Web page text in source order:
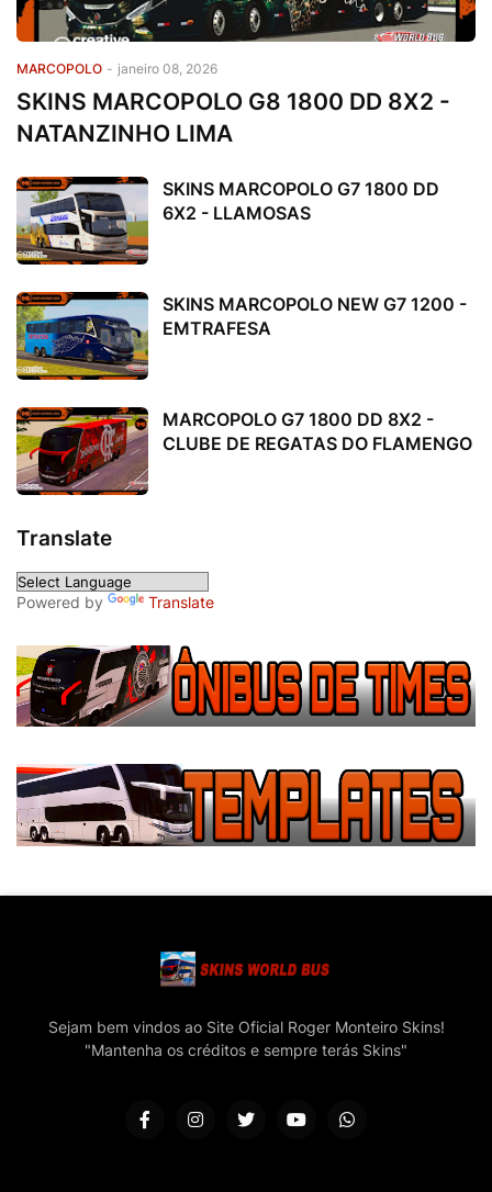
MARCOPOLO - janeiro 08, 2026
SKINS MARCOPOLO G8 1800 DD 8X2 -
NATANZINHO LIMA
SKINS MARCOPOLO G7 1800 DD
6X2 - LLAMOSAS
SKINS MARCOPOLO NEW G7 1200 -
EMTRAFESA
MARCOPOLO G7 1800 DD 8X2 -
CLUBE DE REGATAS DO FLAMENGO
Translate
Powered by Translate
Sejam bem vindos ao Site Oficial Roger Monteiro Skins!
"Mantenha os créditos e sempre terás Skins"